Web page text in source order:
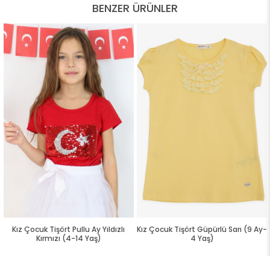
BENZER ÜRÜNLER
Kız Çocuk Tişört Pullu Ay Yıldızlı
Kırmızı (4-14 Yaş)
Kız Çocuk Tişört Güpürlü Sarı (9 Ay-
4 Yaş)